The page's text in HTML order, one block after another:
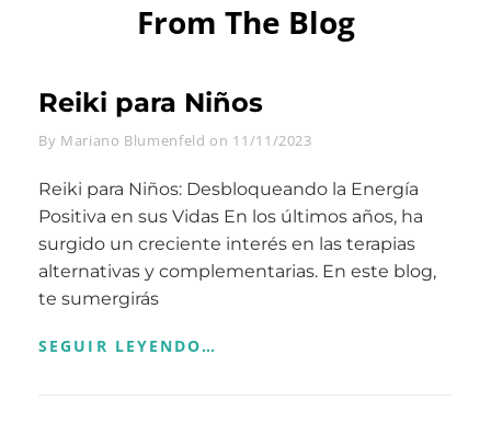
From The Blog
Reiki para Niños
By Byline
Mariano Blumenfeld on 11/11/2023
Reiki para Niños: Desbloqueando la Energía
Positiva en sus Vidas En los últimos años, ha
surgido un creciente interés en las terapias
alternativas y complementarias. En este blog,
te sumergirás
SEGUIR LEYENDO…